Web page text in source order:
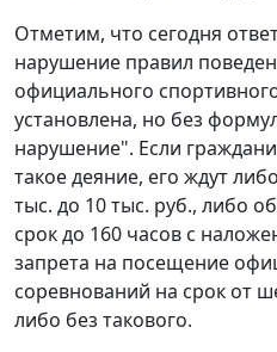
Отметим, что сегодня
нарушение правил
официального
установлена, но без
нарушение". Если
такое деяние, его ждут
тыс. до 10 тыс. руб., либо
срок до 160 часов с
запрета на посещение
соревнований на срок от
либо без такового.